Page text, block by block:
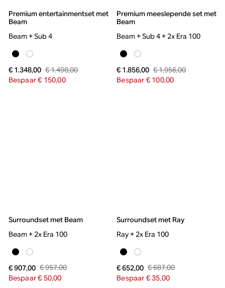
Premium entertainmentset met
Beam
Beam + Sub 4
€ 1.348,00 € 1.498,00
Bespaar € 150,00
Premium meeslepende set met
Beam
Beam + Sub 4 + 2x Era 100
€ 1.856,00 € 1.956,00
Bespaar € 100,00
Surroundset met Beam
Beam + 2x Era 100
€ 907,00 € 957,00
Bespaar € 50,00
Surroundset met Ray
Ray + 2x Era 100
€ 652,00 € 687,00
Bespaar € 35,00